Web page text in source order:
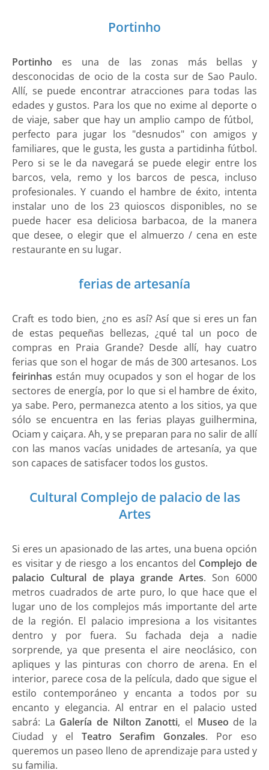
Portinho
Portinho es una de las zonas más bellas y
desconocidas de ocio de la costa sur de Sao Paulo.
Allí, se puede encontrar atracciones para todas las
edades y gustos. Para los que no exime al deporte o
de viaje, saber que hay un amplio campo de fútbol, ​​
perfecto para jugar los "desnudos" con amigos y
familiares, que le gusta, les gusta a partidinha fútbol.
Pero si se le da navegará se puede elegir entre los
barcos, vela, remo y los barcos de pesca, incluso
profesionales. Y cuando el hambre de éxito, intenta
instalar uno de los 23 quioscos disponibles, no se
puede hacer esa deliciosa barbacoa, de la manera
que desee, o elegir que el almuerzo / cena en este
restaurante en su lugar.
ferias de artesanía
Craft es todo bien, ¿no es así? Así que si eres un fan
de estas pequeñas bellezas, ¿qué tal un poco de
compras en Praia Grande? Desde allí, hay cuatro
ferias que son el hogar de más de 300 artesanos. Los
feirinhas están muy ocupados y son el hogar de los
sectores de energía, por lo que si el hambre de éxito,
ya sabe. Pero, permanezca atento a los sitios, ya que
sólo se encuentra en las ferias playas guilhermina,
Ociam y caiçara. Ah, y se preparan para no salir de allí
con las manos vacías unidades de artesanía, ya que
son capaces de satisfacer todos los gustos.
Cultural Complejo de palacio de las
Artes
Si eres un apasionado de las artes, una buena opción
es visitar y de riesgo a los encantos del Complejo de
palacio Cultural de playa grande Artes. Son 6000
metros cuadrados de arte puro, lo que hace que el
lugar uno de los complejos más importante del arte
de la región. El palacio impresiona a los visitantes
dentro y por fuera. Su fachada deja a nadie
sorprende, ya que presenta el aire neoclásico, con
apliques y las pinturas con chorro de arena. En el
interior, parece cosa de la película, dado que sigue el
estilo contemporáneo y encanta a todos por su
encanto y elegancia. Al entrar en el palacio usted
sabrá: La Galería de Nilton Zanotti, el Museo de la
Ciudad y el Teatro Serafim Gonzales. Por eso
queremos un paseo lleno de aprendizaje para usted y
su familia.